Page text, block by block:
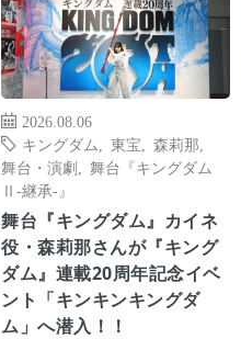
2026.08.06
キングダム
東宝 森莉那
舞台・演劇
舞台『キングダム
Ⅱ-継承-』
舞台『キングダム』カイネ
役・森莉那さんが『キング
ダム』連載20周年記念イベ
ント「キンキンキングダ
ム」へ潜入！！